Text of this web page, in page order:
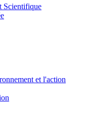
Scientifique
et l'action